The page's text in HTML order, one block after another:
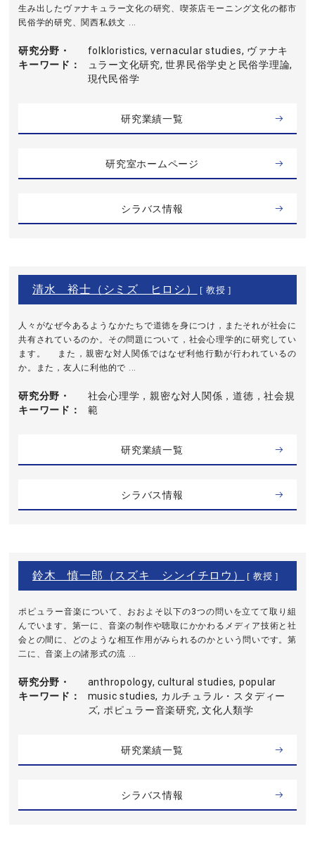
生み出したヴァナキュラー文化の研究、喫茶店モーニング文化の都市
民俗学的研究、関西私鉄文 ...
研究分野・
キーワード
folkloristics, vernacular studies, ヴァナキ
ュラー文化研究, 世界民俗学史と民俗学理論,
現代民俗学
研究業績一覧
研究室ホームページ
シラバス情報
清水 裕士（シミズ ヒロシ） [ 教授 ]
人々がなぜ今あるようなかたちで道徳を身につけ，またそれが社会に
共有されているのか。その問題について，社会心理学的に研究してい
ます。 また，親密な対人関係ではなぜ利他行動が行われているの
か。また，友人に利他的で ...
研究分野・
キーワード
社会心理学，親密な対人関係，道徳，社会規
範
研究業績一覧
シラバス情報
鈴木 慎一郎（スズキ シンイチロウ） [ 教授 ]
ポピュラー音楽について、おおよそ以下の3つの問いを立てて取り組
んでいます。第一に、音楽の制作や聴取にかかわるメディア技術と社
会との間に、どのような相互作用がみられるのかという問いです。第
二に、音楽上の諸形式の流 ...
研究分野・
キーワード
anthropology, cultural studies, popular
music studies, カルチュラル・スタディー
ズ, ポピュラー音楽研究, 文化人類学
研究業績一覧
シラバス情報